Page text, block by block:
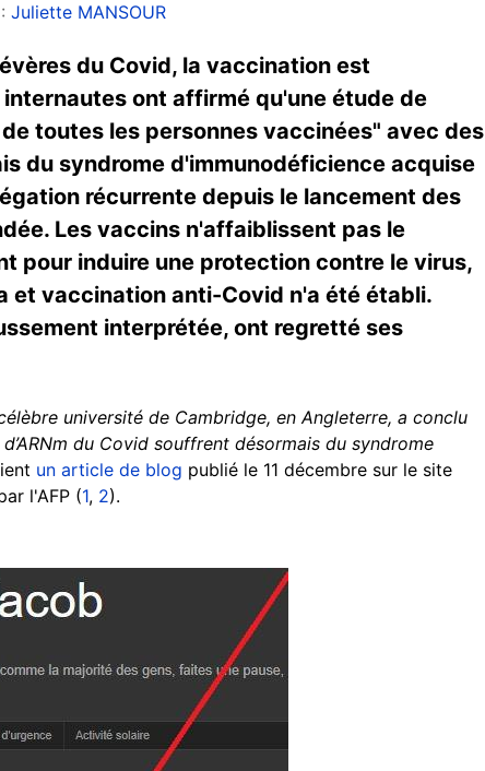
Juliette MANSOUR
du Covid, la vaccination est
ont affirmé qu'une étude de
toutes les personnes vaccinées" avec des
du syndrome d'immunodéficience acquise
récurrente depuis le lancement des
Les vaccins n'affaiblissent pas le
pour induire une protection contre le virus,
et vaccination anti-Covid n'a été établi.
interprétée, ont regretté ses
université de Cambridge, en Angleterre, a conclu
du Covid souffrent désormais du syndrome
un article de blog publié le 11 décembre sur le site
l'AFP (1, 2).